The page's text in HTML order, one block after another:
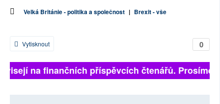
Velká Británie - politika a společnost | Brexit - vše
0
Vytisknout
na finančních příspěvcích čtenářů. Prosíme,